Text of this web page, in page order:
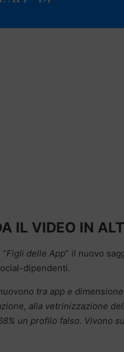
IL VIDEO IN
Figli delle App” il nuovo
dipendenti.
tra app e
alla vetrinizzazione
un profilo falso. Vivono